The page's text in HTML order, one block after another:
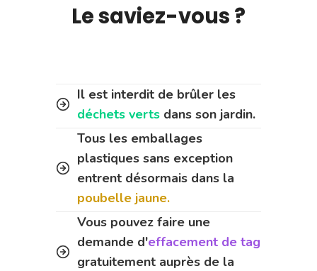
Le saviez-vous ?
Il est interdit de brûler les
déchets verts dans son jardin.
Tous les emballages
plastiques sans exception
entrent désormais dans la
poubelle jaune.
Vous pouvez faire une
demande d'effacement de tag
gratuitement auprès de la